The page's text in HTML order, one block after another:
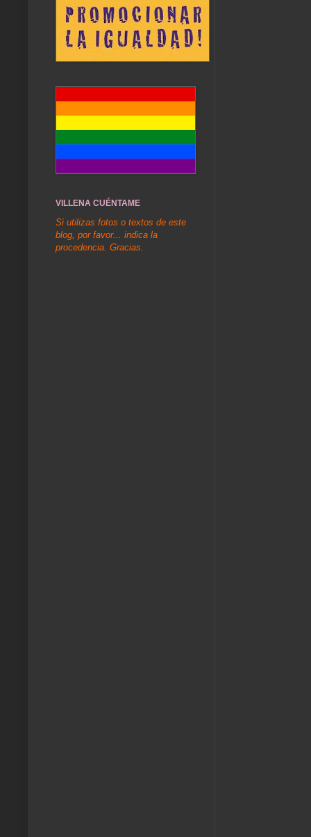
VILLENA CUÉNTAME
Si utilizas fotos o textos de este
blog, por favor... indica la
procedencia. Gracias.